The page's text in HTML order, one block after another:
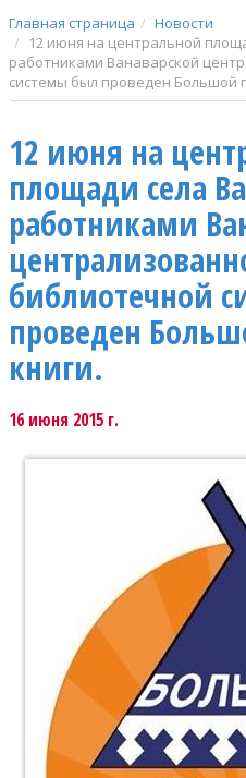
Главная страница
Новости
12 июня на центральной
работниками Ванаварской
системы был проведен Большой
12 июня на
площади села
работниками
библиотечной
проведен
книги.
16 июня 2015 г.